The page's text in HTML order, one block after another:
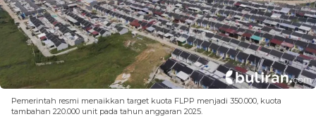
Pemerintah resmi menaikkan target kuota FLPP menjadi 350.000, kuota
tambahan 220.000 unit pada tahun anggaran 2025.